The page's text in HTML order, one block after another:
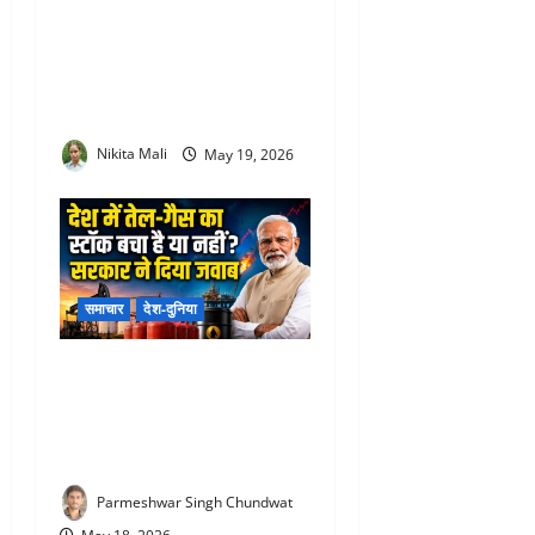
Nikita Mali May 19, 2026
समाचार देश-दुनिया
Parmeshwar Singh Chundwat